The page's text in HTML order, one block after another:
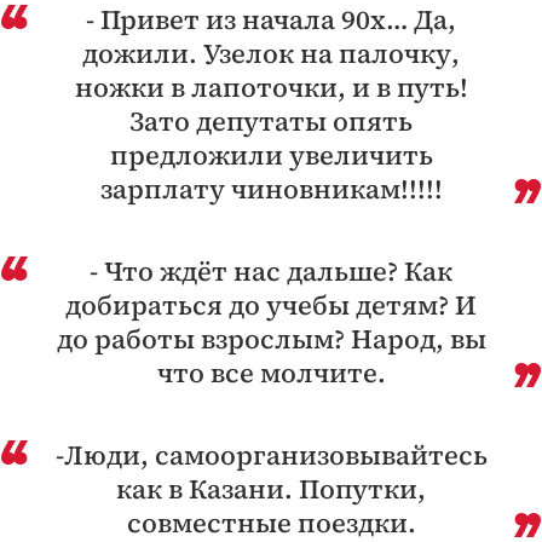
- Привет из начала 90х… Да,
дожили. Узелок на палочку,
ножки в лапоточки, и в путь!
Зато депутаты опять
предложили увеличить
зарплату чиновникам!!!!!
- Что ждёт нас дальше? Как
добираться до учебы детям? И
до работы взрослым? Народ, вы
что все молчите.
-Люди, самоорганизовывайтесь
как в Казани. Попутки,
совместные поездки.